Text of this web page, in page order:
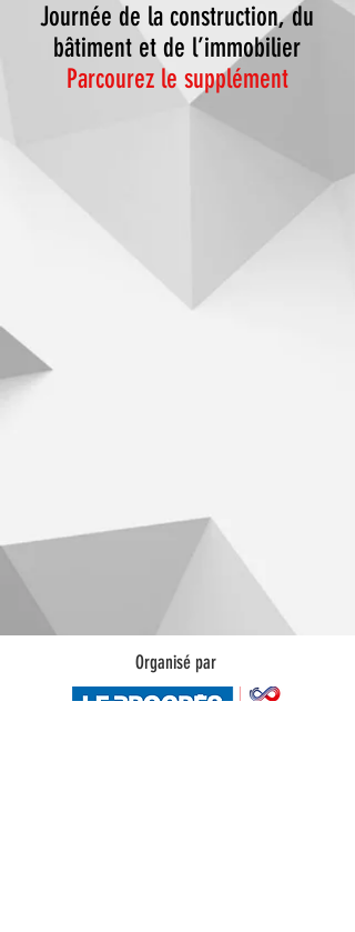
Journée de la construction, du
bâtiment et de l’immobilier
Parcourez le supplément
Organisé par